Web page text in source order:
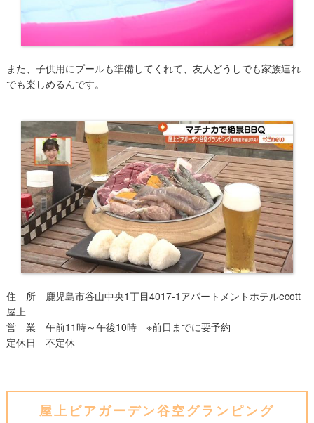
また、子供用にプールも準備してくれて、友人どうしでも家族連れ
でも楽しめるんです。
住 所 鹿児島市谷山中央1丁目4017-1アパートメントホテルecott
屋上
営 業 午前11時～午後10時 ※前日までに要予約
定休日 不定休
屋上ビアガーデン谷空グランピング